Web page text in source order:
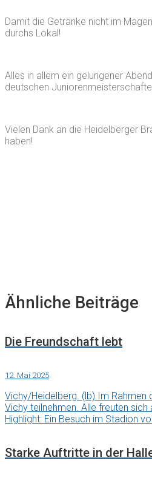
Damit die Getränke nicht im
durchs Lokal!
Alles in allem ein gelungener
deutschen
Vielen Dank an die Heidelberger
haben!
Ähnliche Beiträge
Die Freundschaft lebt
12. Mai 2025
Vichy/Heidelberg. (lb) Im
Vichy teilnehmen. Alle freuten
Highlight: Ein Besuch im Stadion
Starke Auftritte in der